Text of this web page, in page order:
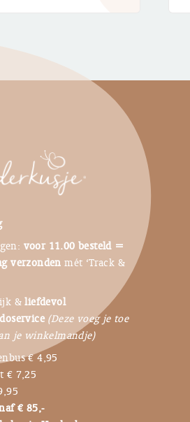
voor 11.00 besteld =
verzonden mét ‘Track &
&liefdevol
(Deze voeg je toe
je winkelmandje)
€ 4,95
€ 7,25
€ 85,-